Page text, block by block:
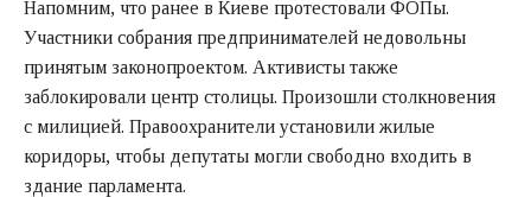
Напомним, что ранее в Киеве протестовали ФОПы.
Участники собрания предпринимателей недовольны
принятым законопроектом. Активисты также
заблокировали центр столицы. Произошли столкновения
с милицией. Правоохранители установили жилые
коридоры, чтобы депутаты могли свободно входить в
здание парламента.